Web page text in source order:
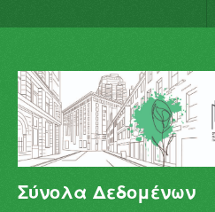
Σύνολα Δεδομένων
Σύνολα Δεδομένων